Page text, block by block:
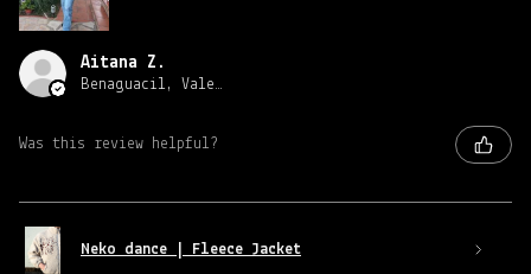
Aitana Z.
Benaguacil, Valencia
Was this review helpful?
Neko dance | Fleece Jacket